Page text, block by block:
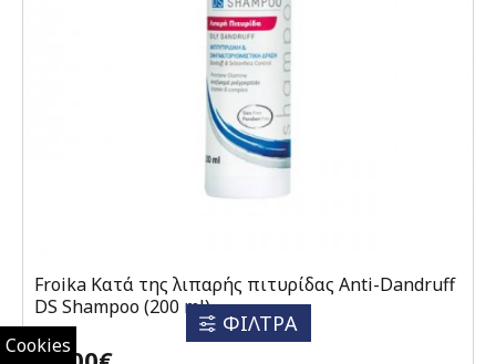
Cookies
Froika Κατά της λιπαρής πιτυρίδας Anti-Dandruff
DS Shampoo (200 ml)
ΦΙΛΤΡΑ